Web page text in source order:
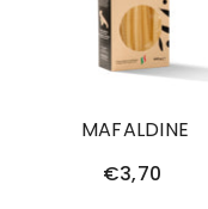
MAFALDINE
€3,70